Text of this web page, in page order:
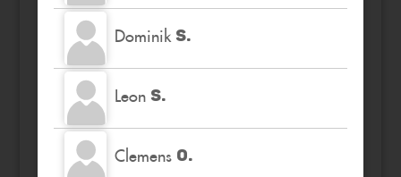
Dominik S.
Leon S.
Clemens O.